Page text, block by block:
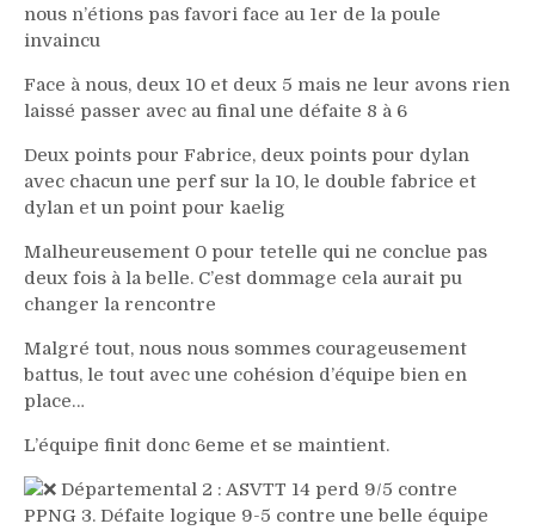
nous n’étions pas favori face au 1er de la poule
invaincu
Face à nous, deux 10 et deux 5 mais ne leur avons rien
laissé passer avec au final une défaite 8 à 6
Deux points pour Fabrice, deux points pour dylan
avec chacun une perf sur la 10, le double fabrice et
dylan et un point pour kaelig
Malheureusement 0 pour tetelle qui ne conclue pas
deux fois à la belle. C’est dommage cela aurait pu
changer la rencontre
Malgré tout, nous nous sommes courageusement
battus, le tout avec une cohésion d’équipe bien en
place…
L’équipe finit donc 6eme et se maintient.
Départemental 2 : ASVTT 14 perd 9/5 contre
PPNG 3. Défaite logique 9-5 contre une belle équipe